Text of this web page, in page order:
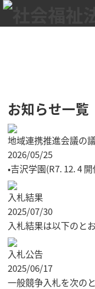
お知らせ一覧
地域連携推進会議の
2026/05/25
•吉沢学園(R7. 12. 4
入札結果
2025/07/30
入札結果は以下のと
入札公告
2025/06/17
一般競争入札を次の